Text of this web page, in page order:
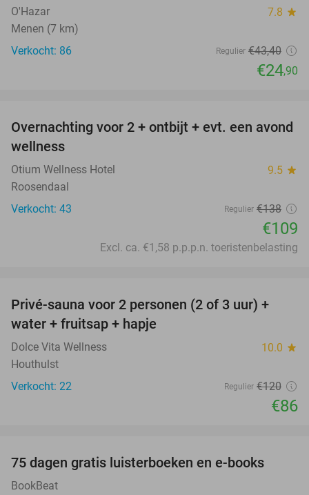
O'Hazar 7.8 star
Menen (7 km)
Verkocht: 86
Regulier €43,40
€24,90
21%
Overnachting voor 2 + ontbijt + evt. een avond
wellness
Otium Wellness Hotel 9.5 star
Roosendaal
Verkocht: 43
Regulier €138
€109
Excl. ca. €1,58 p.p.p.n. toeristenbelasting
28%
Privé-sauna voor 2 personen (2 of 3 uur) +
water + fruitsap + hapje
Dolce Vita Wellness 10.0 star
Houthulst
Verkocht: 22
Regulier €120
€86
75 dagen gratis luisterboeken en e-books
BookBeat